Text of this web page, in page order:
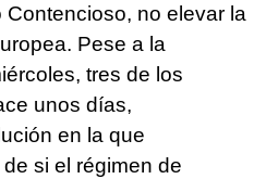
no elevar la
Pese a la
tres de los
unos días,
en la que
si el régimen de